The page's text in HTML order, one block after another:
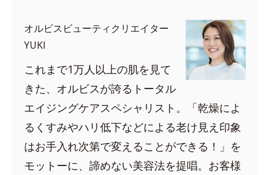
オルビスビューティクリエイター
YUKI
これまで1万人以上の肌を見て
きた、オルビスが誇るトータル
エイジングケアスペシャリスト。「乾燥によ
るくすみやハリ低下などによる老け見え印象
はお手入れ次第で変えることができる！」を
モットーに、諦めない美容法を提唱。お客様